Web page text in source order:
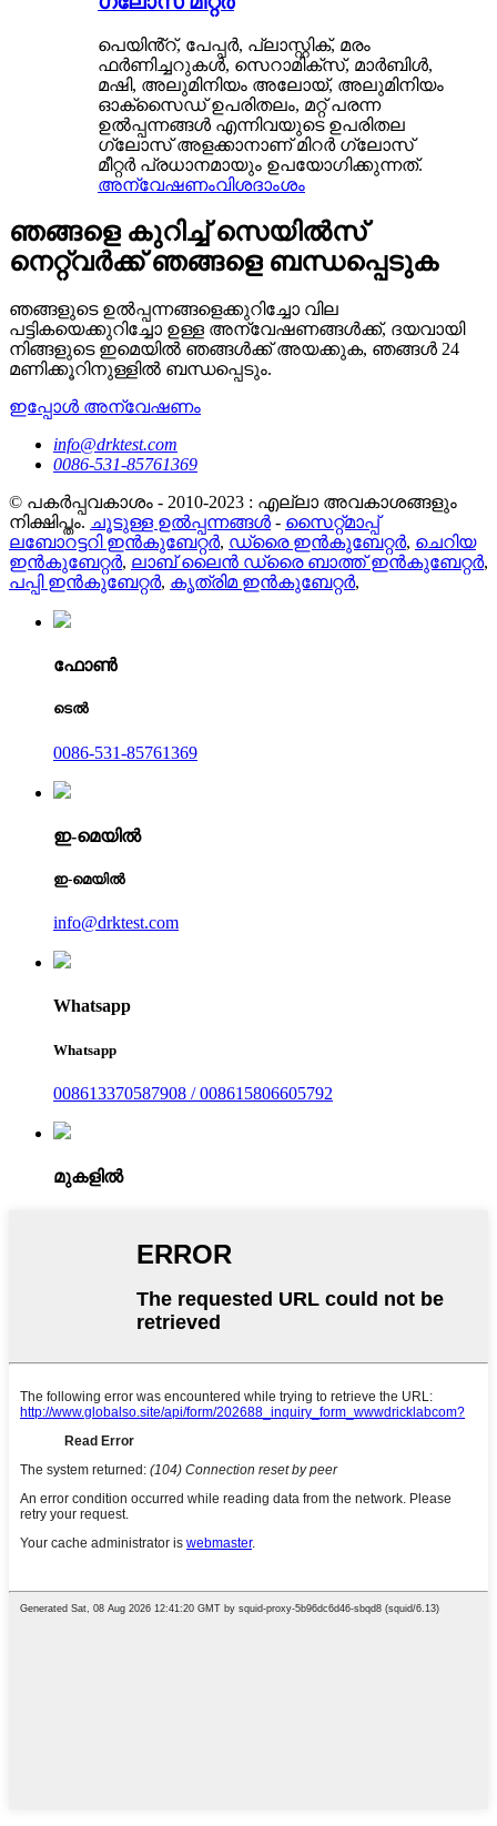
പെയിൻ്റ്, പേപ്പർ, പ്ലാസ്റ്റിക്, മരം
ഫർണിച്ചറുകൾ, സെറാമിക്സ്, മാർബിൾ,
മഷി, അലുമിനിയം അലോയ്, അലുമിനിയം
ഓക്സൈഡ് ഉപരിതലം, മറ്റ് പരന്ന
ഉൽപ്പന്നങ്ങൾ എന്നിവയുടെ ഉപരിതല
ഗ്ലോസ് അളക്കാനാണ് മിറർ ഗ്ലോസ്
മീറ്റർ പ്രധാനമായും ഉപയോഗിക്കുന്നത്.
അന്വേഷണംവിശദാംശം
ഞങ്ങളെ കുറിച്ച് സെയിൽസ്
നെറ്റ്‌വർക്ക് ഞങ്ങളെ ബന്ധപ്പെടുക
ഞങ്ങളുടെ ഉൽപ്പന്നങ്ങളെക്കുറിച്ചോ വില
പട്ടികയെക്കുറിച്ചോ ഉള്ള അന്വേഷണങ്ങൾക്ക്, ദയവായി
നിങ്ങളുടെ ഇമെയിൽ ഞങ്ങൾക്ക് അയക്കുക, ഞങ്ങൾ 24
മണിക്കൂറിനുള്ളിൽ ബന്ധപ്പെടും.
ഇപ്പോൾ അന്വേഷണം
info@drktest.com
0086-531-85761369
© പകർപ്പവകാശം - 2010-2023 : എല്ലാ അവകാശങ്ങളും
നിക്ഷിപ്തം. ചൂടുള്ള ഉൽപ്പന്നങ്ങൾ - സൈറ്റ്മാപ്പ്
ലബോറട്ടറി ഇൻകുബേറ്റർ, ഡ്രൈ ഇൻകുബേറ്റർ, ചെറിയ
ഇൻകുബേറ്റർ, ലാബ് ലൈൻ ഡ്രൈ ബാത്ത് ഇൻകുബേറ്റർ,
പപ്പി ഇൻകുബേറ്റർ, കൃത്രിമ ഇൻകുബേറ്റർ,
ഫോൺ
ടെൽ
0086-531-85761369
ഇ-മെയിൽ
ഇ-മെയിൽ
info@drktest.com
Whatsapp
Whatsapp
008613370587908 / 008615806605792
മുകളിൽ